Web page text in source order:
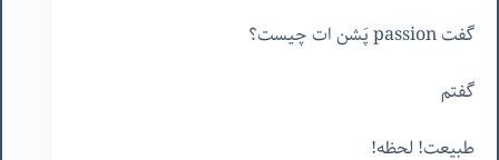
گفت passion پَشن ات چیست؟
گفتم
طبیعت! لحظه!